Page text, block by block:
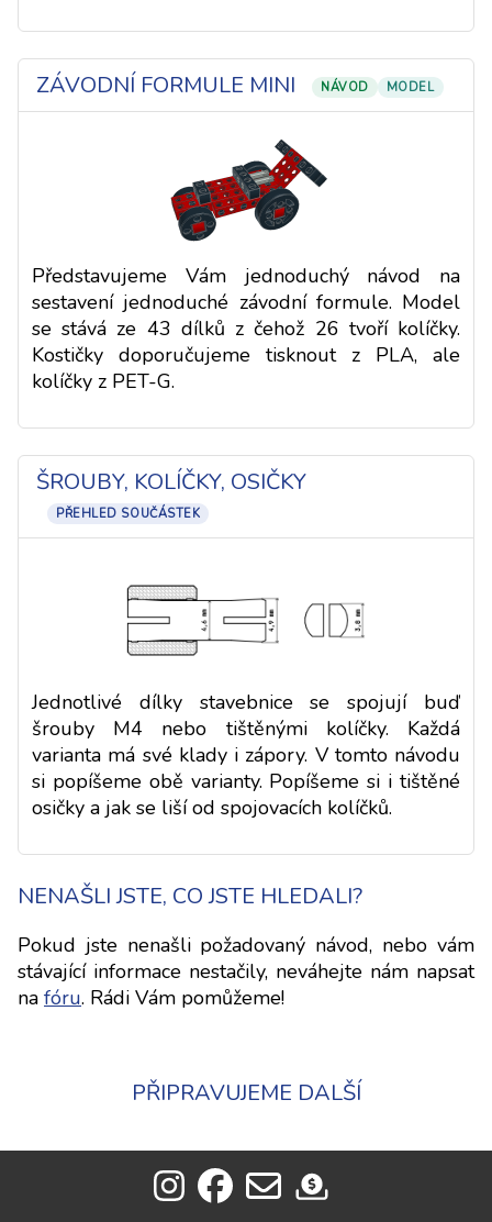
ZÁVODNÍ FORMULE MINI NÁVOD MODEL
Představujeme Vám jednoduchý návod na
sestavení jednoduché závodní formule. Model
se stává ze 43 dílků z čehož 26 tvoří kolíčky.
Kostičky doporučujeme tisknout z PLA, ale
kolíčky z PET-G.
ŠROUBY, KOLÍČKY, OSIČKY
PŘEHLED SOUČÁSTEK
Jednotlivé dílky stavebnice se spojují buď
šrouby M4 nebo tištěnými kolíčky. Každá
varianta má své klady i zápory. V tomto návodu
si popíšeme obě varianty. Popíšeme si i tištěné
osičky a jak se liší od spojovacích kolíčků.
NENAŠLI JSTE, CO JSTE HLEDALI?
Pokud jste nenašli požadovaný návod, nebo vám
stávající informace nestačily, neváhejte nám napsat
na fóru. Rádi Vám pomůžeme!
PŘIPRAVUJEME DALŠÍ